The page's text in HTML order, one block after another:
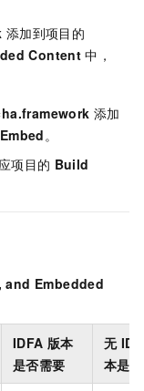
添加到项目的
Content 中，
添加
。
项目的 Build
Embedded
IDFA 版本
是否需要
无
本是